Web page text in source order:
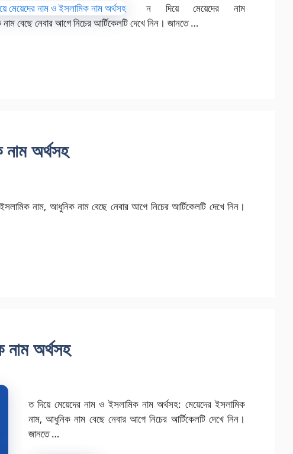
ন দিয়ে মেয়েদের নাম
বেছে নেবার আগে নিচের আর্টিকেলটি দেখে নিন। জানতে …
নাম অর্থসহ
নাম, আধুনিক নাম বেছে নেবার আগে নিচের আর্টিকেলটি দেখে নিন।
নাম অর্থসহ
ত দিয়ে মেয়েদের নাম ও ইসলামিক নাম অর্থসহ: মেয়েদের ইসলামিক
নাম, আধুনিক নাম বেছে নেবার আগে নিচের আর্টিকেলটি দেখে নিন।
জানতে …